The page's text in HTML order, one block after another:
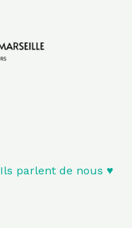
Ils parlent de nous ♥️